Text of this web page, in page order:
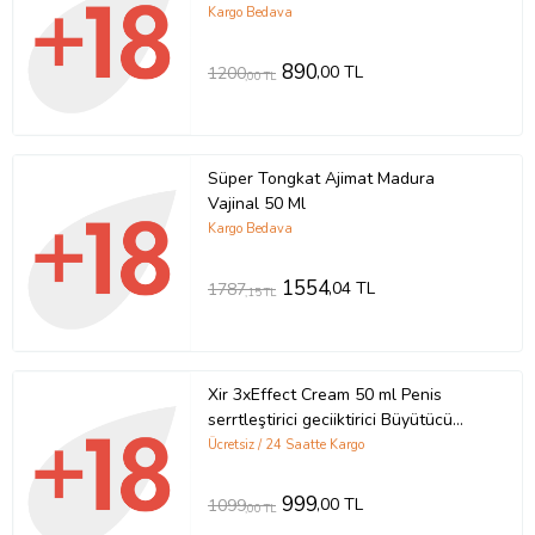
Kargo Bedava
1200,00 TL 890,00 TL
Süper Tongkat Ajimat Madura
Vajinal 50 Ml
Kargo Bedava
1787,15 TL 1554,04 TL
Xir 3xEffect Cream 50 ml Penis
serrtleştirici geciiktirici Büyütücü
Krem + Yanında 2 Adet 50 ml Kuş
Kremi
Ücretsiz / 24 Saatte Kargo
1099,00 TL 999,00 TL